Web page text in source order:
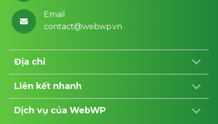
Email
contact@webwp.vn
Địa chỉ
Liên kết nhanh
Dịch vụ của WebWP